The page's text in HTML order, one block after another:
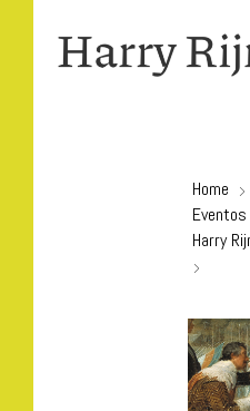
Home
Harry